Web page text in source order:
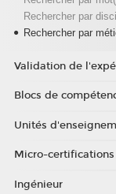
Rechercher par
Rechercher par
Validation de
Blocs de
Unités
Micro-certifications
Ingénieur